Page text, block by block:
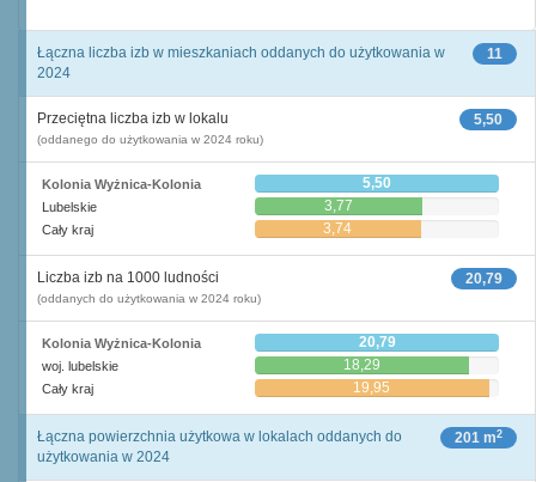
11
Łączna liczba izb w mieszkaniach oddanych do użytkowania w
2024
5,50
Przeciętna liczba izb w lokalu
(oddanego do użytkowania w 2024 roku)
Kolonia Wyżnica-Kolonia 5,50
Lubelskie 3,77
Cały kraj 3,74
20,79
Liczba izb na 1000 ludności
(oddanych do użytkowania w 2024 roku)
Kolonia Wyżnica-Kolonia 20,79
woj. lubelskie 18,29
Cały kraj 19,95
201 m2
Łączna powierzchnia użytkowa w lokalach oddanych do
użytkowania w 2024